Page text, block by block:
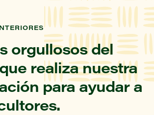
orgullosos del
realiza nuestra
para ayudar a